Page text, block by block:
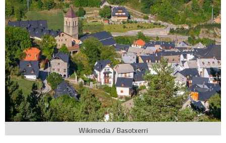
Wikimedia / Basotxerri